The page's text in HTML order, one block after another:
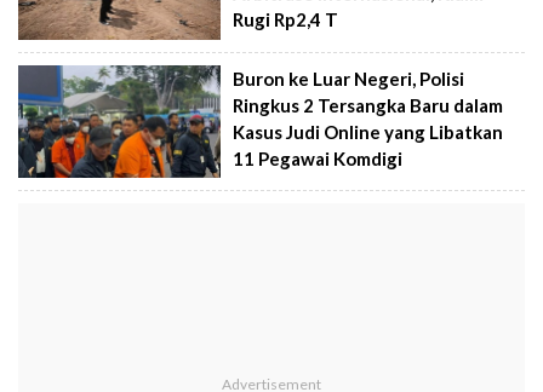
Rugi Rp2,4 T
Buron ke Luar Negeri, Polisi
Ringkus 2 Tersangka Baru dalam
Kasus Judi Online yang Libatkan
11 Pegawai Komdigi